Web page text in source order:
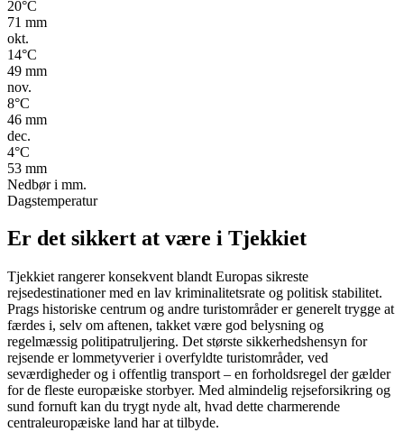
20°C
71 mm
okt.
14°C
49 mm
nov.
8°C
46 mm
dec.
4°C
53 mm
Nedbør i mm.
Dagstemperatur
Er det sikkert at være i Tjekkiet
Tjekkiet rangerer konsekvent blandt Europas sikreste
rejsedestinationer med en lav kriminalitetsrate og politisk stabilitet.
Prags historiske centrum og andre turistområder er generelt trygge at
færdes i, selv om aftenen, takket være god belysning og
regelmæssig politipatruljering. Det største sikkerhedshensyn for
rejsende er lommetyverier i overfyldte turistområder, ved
seværdigheder og i offentlig transport – en forholdsregel der gælder
for de fleste europæiske storbyer. Med almindelig rejseforsikring og
sund fornuft kan du trygt nyde alt, hvad dette charmerende
centraleuropæiske land har at tilbyde.